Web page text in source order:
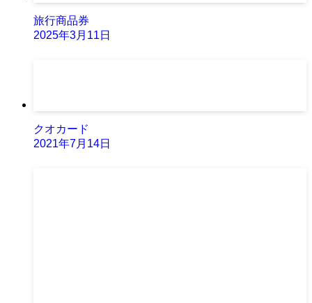
旅行商品券
2025年3月11日
クオカード
2021年7月14日